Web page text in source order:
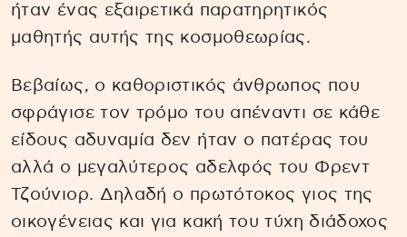
ήταν ένας εξαιρετικά παρατηρητικός
μαθητής αυτής της κοσμοθεωρίας.
Βεβαίως, ο καθοριστικός άνθρωπος που
σφράγισε τον τρόμο του απέναντι σε κάθε
είδους αδυναμία δεν ήταν ο πατέρας του
αλλά ο μεγαλύτερος αδελφός του Φρεντ
Τζούνιορ. Δηλαδή ο πρωτότοκος γιος της
οικογένειας και για κακή του τύχη διάδοχος